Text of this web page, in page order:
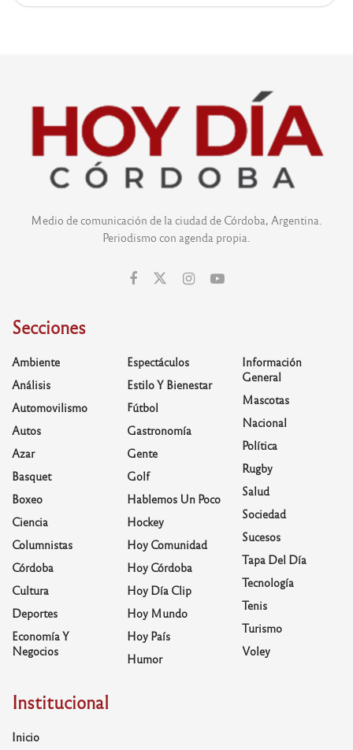
Medio de comunicación de la ciudad de Córdoba, Argentina.
Periodismo con agenda propia.
Secciones
Ambiente
Análisis
Automovilismo
Autos
Azar
Basquet
Boxeo
Ciencia
Columnistas
Córdoba
Cultura
Deportes
Economía Y
Negocios
Espectáculos
Estilo Y Bienestar
Fútbol
Gastronomía
Gente
Golf
Hablemos Un Poco
Hockey
Hoy Comunidad
Hoy Córdoba
Hoy Día Clip
Hoy Mundo
Hoy País
Humor
Información
General
Mascotas
Nacional
Política
Rugby
Salud
Sociedad
Sucesos
Tapa Del Día
Tecnología
Tenis
Turismo
Voley
Institucional
Inicio